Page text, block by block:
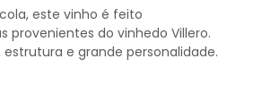
este vinho é feito
provenientes do vinhedo Villero.
e grande personalidade.